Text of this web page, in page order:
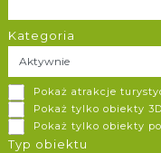
Kategoria
Pokaż atrakcje
Pokaż tylko obiekty 3D
Pokaż tylko obiekty
Typ obiektu
Dzwono-Sierbowice
Loty motolotnią nad